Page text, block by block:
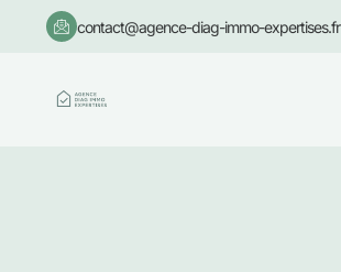
contact@agence-diag-immo-expertises.fr